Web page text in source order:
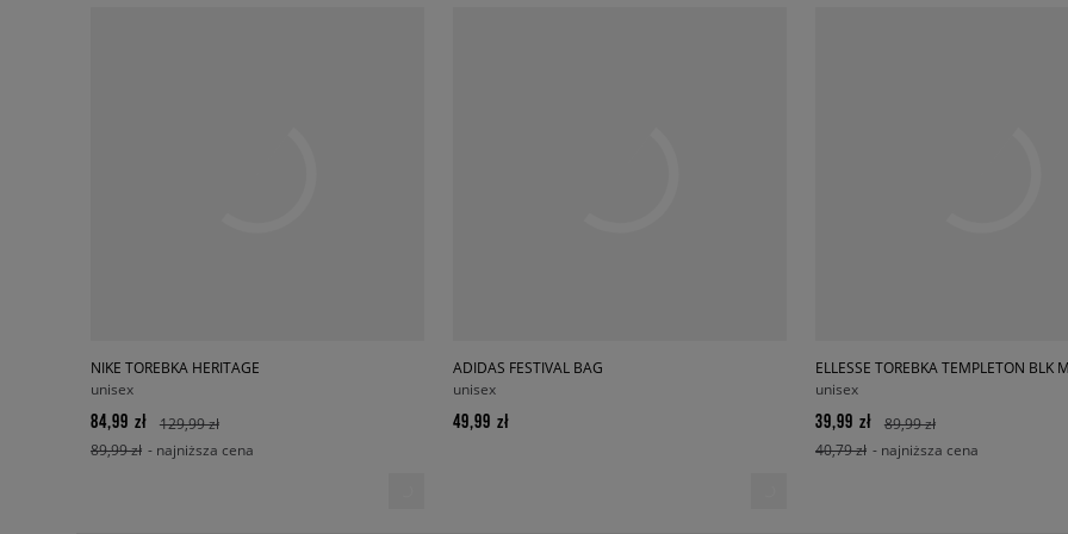
NIKE TOREBKA HERITAGE
unisex
84,99 zł
129,99 zł
89,99 zł - najniższa cena
ADIDAS FESTIVAL BAG
unisex
49,99 zł
ELLESSE TOREBKA TEMPLETON BLK
unisex
39,99 zł
89,99 zł
40,79 zł - najniższa cena